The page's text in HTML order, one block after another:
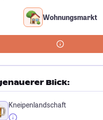
Wohnungsmarkt
Blick:
Kneipenlandschaft